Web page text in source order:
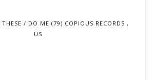
/ DO ME (79) COPIOUS RECORDS ,
US